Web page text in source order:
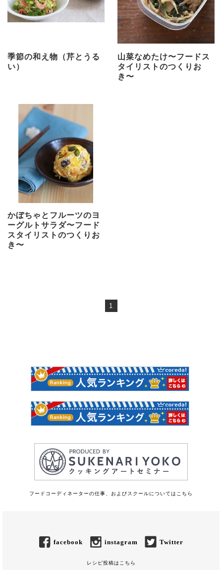
季節の和え物（芹とうる
い）
山菜なめたけ〜フードス
タイリストのつくりお
き〜
かぼちゃとフルーツのヨ
ーグルトサラダ〜フード
スタイリストのつくりお
き〜
1
フードコーディネーターの仕事、およびスクールについてはこちら
facebook instagram Twitter
レシピ投稿はこちら